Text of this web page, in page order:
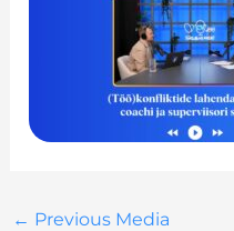
← Previous Media